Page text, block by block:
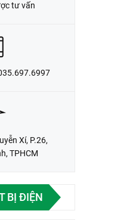
tư vấn
Xí, P.26,
TPHCM
BỊ ĐIỆN